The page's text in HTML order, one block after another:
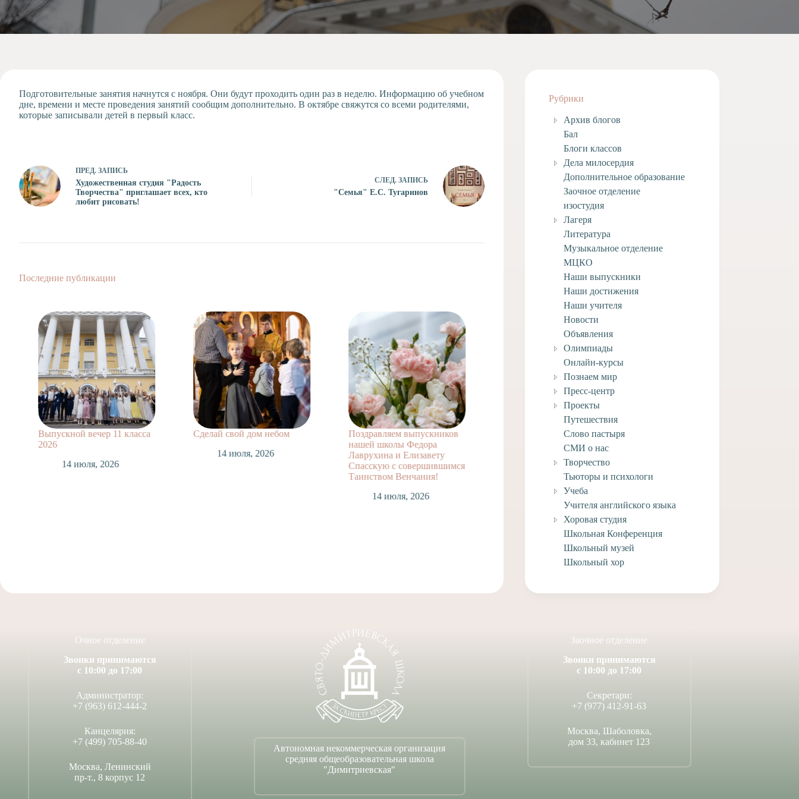
Проекты
отделение
Психологическая
Служба
Подготовительные занятия начнутся с ноября. Они будут проходить один раз в неделю. Информацию об учебном
дне, времени и месте проведения занятий сообщим дополнительно. В октябре свяжутся со всеми родителями,
которые записывали детей в первый класс.
ПРЕД. ЗАПИСЬ
Художественная студия "Радость
Творчества" приглашает всех, кто
любит рисовать!
СЛЕД. ЗАПИСЬ
"Семья" Е.С. Тугаринов
Последние публикации
Выпускной вечер 11 класса
2026
14 июля, 2026
Сделай свой дом небом
14 июля, 2026
Поздравляем выпускников
нашей школы Федора
Лаврухина и Елизавету
Спасскую с совершившимся
Таинством Венчания!
14 июля, 2026
Поздравляем учащегося
заочного отделения Анри
достижениями!
14 июля, 2026
Рубрики
Архив блогов
Бал
Блоги классов
Дела милосердия
Дополнительное образование
Заочное отделение
изостудия
Лагеря
Литература
Музыкальное отделение
МЦКО
Наши выпускники
Наши достижения
Наши учителя
Новости
Объявления
Олимпиады
Онлайн-курсы
Познаем мир
Пресс-центр
Проекты
Путешествия
Слово пастыря
СМИ о нас
Творчество
Тьюторы и психологи
Учеба
Учителя английского языка
Хоровая студия
Школьная Конференция
Школьный музей
Школьный хор
Очное отделение
Звонки принимаются
с 10:00 до 17:00
Администратор:
+7 (963) 612-444-2
Канцелярия:
+7 (499) 705-88-40
Москва, Ленинский
пр-т., 8 корпус 12
Автономная некоммерческая организация
средняя общеобразовательная школа
"Димитриевская"
Заочное отделение
Звонки принимаются
с 10:00 до 17:00
Секретари:
+7 (977) 412-91-63
Москва, Шаболовка,
дом 33, кабинет 123